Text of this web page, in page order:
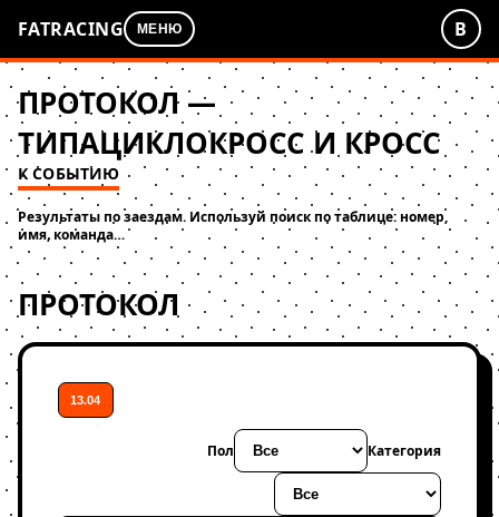
FATRACING МЕНЮ В
ПРОТОКОЛ —
ТИПАЦИКЛОКРОСС И КРОСС
К СОБЫТИЮ
Результаты по заездам. Используй поиск по таблице: номер,
имя, команда…
ПРОТОКОЛ
13.04
Пол Категория
Поиск